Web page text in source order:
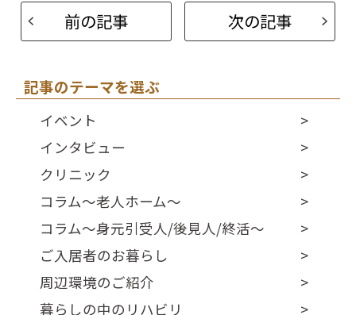
前の記事
次の記事
記事のテーマを選ぶ
イベント
インタビュー
クリニック
コラム～老人ホーム～
コラム～身元引受人/後見人/終活～
ご入居者のお暮らし
周辺環境のご紹介
暮らしの中のリハビリ